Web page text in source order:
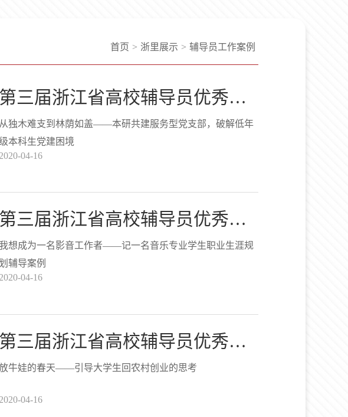
首页 > 浙里展示 > 辅导员工作案例
第三届浙江省高校辅导员优秀案例评选一等奖作品：从独木难支...
从独木难支到林荫如盖——本研共建服务型党支部，破解低年
本科生党建困境
2020-04-16
第三届浙江省高校辅导员优秀案例评选二等奖作品：我想成为一...
想成为一名影音工作者——记一名音乐专业学生职业生涯规
辅导案例
2020-04-16
第三届浙江省高校辅导员优秀案例评选二等奖作品：放牛娃的春...
牛娃的春天——引导大学生回农村创业的思考
2020-04-16